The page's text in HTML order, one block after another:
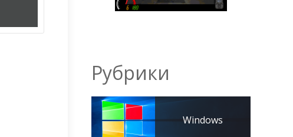
Рубрики
Windows